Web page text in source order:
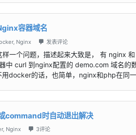
容器域名
, Nginx 发表评论
一个问题，描述起来大致是， 有 nginx
中 curl 到nginx配置的 demo.com 域名的
用docker的话，也简单，nginx和php在同
时自动退出解决
, Nginx 3评论